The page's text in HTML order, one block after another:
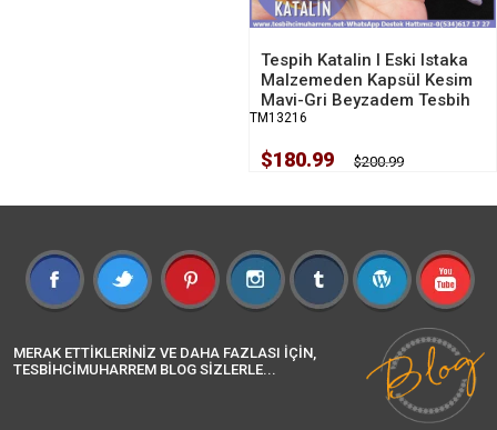
Tespih Katalin I Eski Istaka
Malzemeden Kapsül Kesim
Mavi-Gri Beyzadem Tesbih
TM13216
$180.99 $200.99
MERAK ETTİKLERİNİZ VE DAHA FAZLASI İÇİN,
TESBİHCİMUHARREM BLOG SİZLERLE...